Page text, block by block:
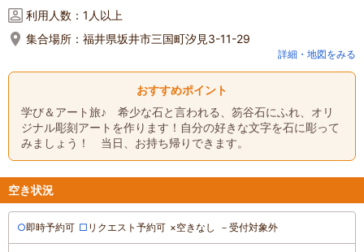
利用人数： 1人以上
集合場所： 福井県坂井市三国町汐見3-11-29
詳細・地図をみる
おすすめポイント
学び＆アート旅♪ 希少な石と言われる、笏谷石にふれ、オリ
ジナル彫刻アートを作ります！自分の好きな文字を石に彫って
みましょう！ 当日、お持ち帰りできます。
空き状況
○即時予約可 □ リクエスト予約可 ×空きなし － 受付対象外